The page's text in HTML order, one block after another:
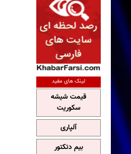
لینک های مفید
قیمت شیشه
سکوریت
آلپاری
بیم دتکتور